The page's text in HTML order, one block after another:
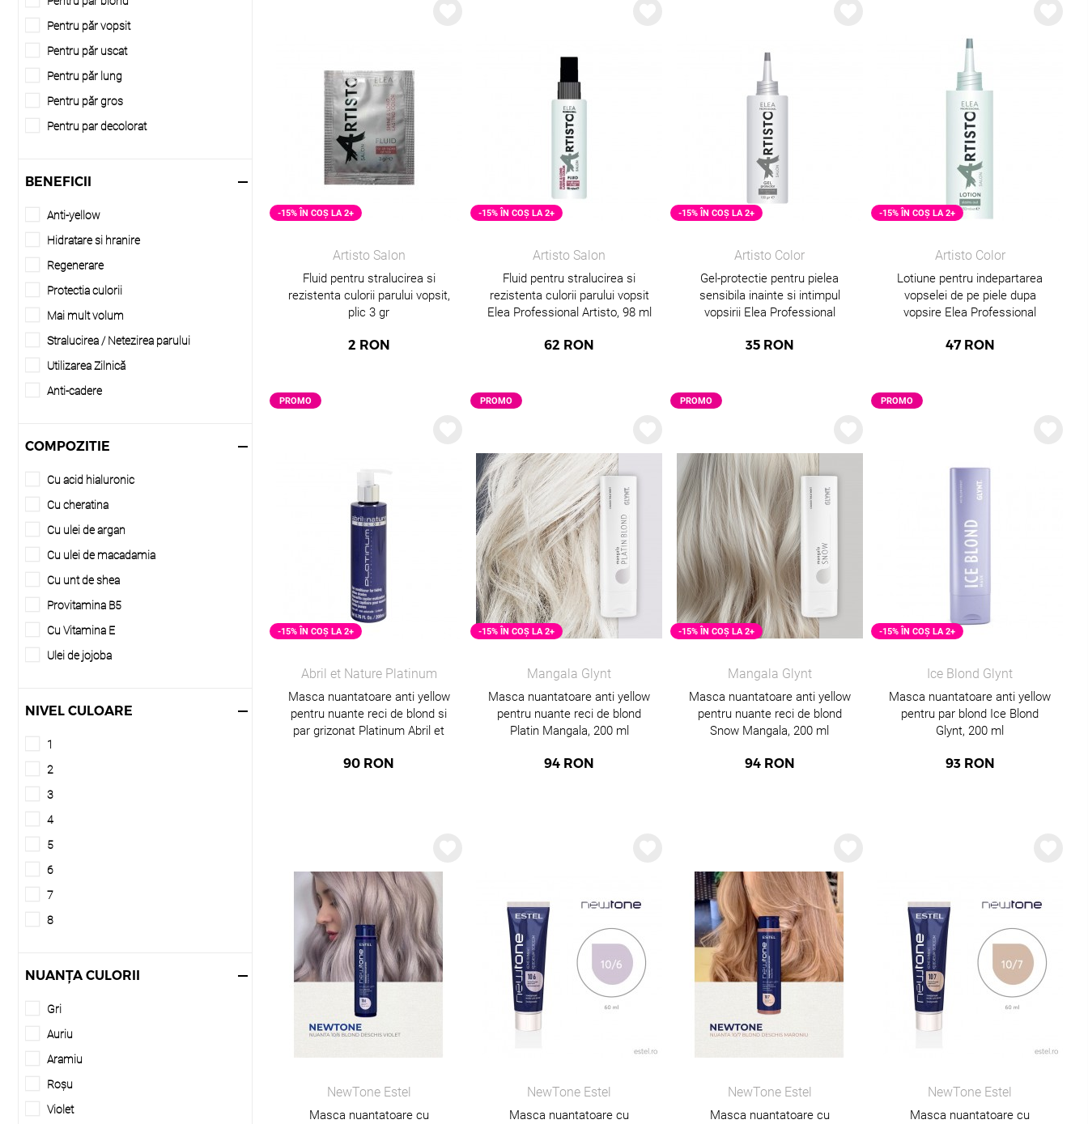
Pentru păr vopsit
Pentru păr uscat
Pentru păr lung
Pentru păr gros
Pentru par decolorat
Scalp problematic/sensibil
BENEFICII
Anti-yellow
Hidratare si hranire
Regenerare
Protectia culorii
Mai mult volum
Stralucirea / Netezirea parului
Utilizarea Zilnică
Anti-cadere
Pieptanare usoara
COMPOZITIE
Cu acid hialuronic
Cu cheratina
Cu ulei de argan
Cu ulei de macadamia
Cu unt de shea
Provitamina B5
Cu Vitamina E
Ulei de jojoba
NIVEL CULOARE
1
2
3
4
5
6
7
8
10
NUANȚA CULORII
Gri
Auriu
Aramiu
Roșu
Violet
-15% ÎN COȘ LA 2+
Artisto Salon
Fluid pentru stralucirea si
rezistenta culorii parului vopsit,
plic 3 gr
2 RON
-15% ÎN COȘ LA 2+
Artisto Salon
Fluid pentru stralucirea si
rezistenta culorii parului vopsit
Elea Professional Artisto, 98 ml
62 RON
-15% ÎN COȘ LA 2+
Artisto Color
Gel-protectie pentru pielea
sensibila inainte si intimpul
vopsirii Elea Professional
35 RON
-15% ÎN COȘ LA 2+
Artisto Color
Lotiune pentru indepartarea
vopselei de pe piele dupa
vopsire Elea Professional
47 RON
-15% ÎN COȘ LA 2+
Abril et Nature Platinum
Masca nuantatoare anti yellow
pentru nuante reci de blond si
par grizonat Platinum Abril et
90 RON
PROMO
-15% ÎN COȘ LA 2+
Mangala Glynt
Masca nuantatoare anti yellow
pentru nuante reci de blond
Platin Mangala, 200 ml
94 RON
PROMO
-15% ÎN COȘ LA 2+
Mangala Glynt
Masca nuantatoare anti yellow
pentru nuante reci de blond
Snow Mangala, 200 ml
94 RON
PROMO
-15% ÎN COȘ LA 2+
Ice Blond Glynt
Masca nuantatoare anti yellow
pentru par blond Ice Blond
Glynt, 200 ml
93 RON
PROMO
NewTone Estel
Masca nuantatoare cu
NewTone Estel
Masca nuantatoare cu
NewTone Estel
Masca nuantatoare cu
NewTone Estel
Masca nuantatoare cu